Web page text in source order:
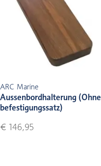
ARC Marine
Aussenbordhalterung (Ohne
befestigungssatz)
€ 146,95